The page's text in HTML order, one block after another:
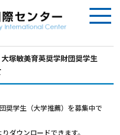
大塚敏美育英奨学財団奨学生
奨学生（大学推薦）を募集中で
ダウンロードできます。